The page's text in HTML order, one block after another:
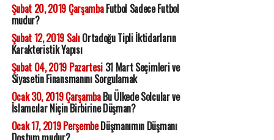
Şubat 20, 2019 ÇarşambaFutbol Sadece Futbol
mudur?
Şubat 12, 2019 SalıOrtadoğu Tipli İktidarların
Karakteristik Yapısı
Şubat 04, 2019 Pazartesi31 Mart Seçimleri ve
Siyasetin Finansmanını Sorgulamak
Ocak 30, 2019 ÇarşambaBu Ülkede Solcular ve
İslamcılar Niçin Birbirine Düşman?
Ocak 17, 2019 PerşembeDüşmanımın Düşmanı